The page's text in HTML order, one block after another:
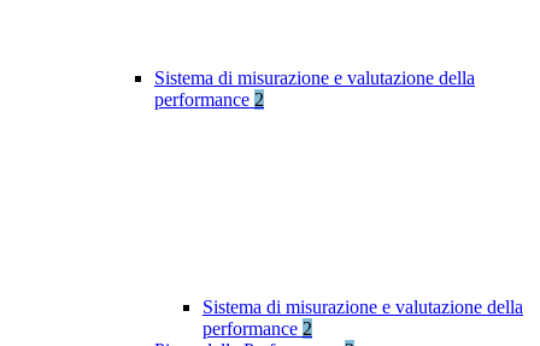
Sistema di misurazione e valutazione della
performance 2
Sistema di misurazione e valutazione della
performance 2